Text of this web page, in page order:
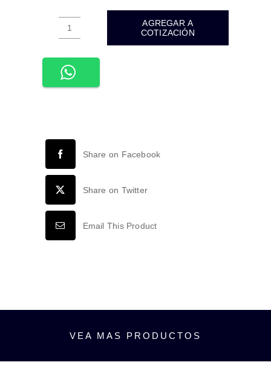
PLACA
CONTACTO
127VCA
BLANCO
CORTE
RECTO
75X118MM
cantidad
AGREGAR A
COTIZACIÓN
Share on Facebook
Share on Twitter
Email This Product
VEA MAS PRODUCTOS